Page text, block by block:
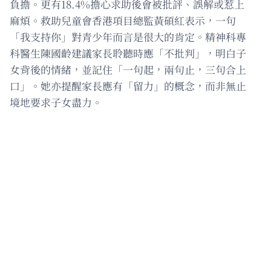
負擔。更有18.4%擔心求助後會被批評、誤解或惹上
麻煩。救助兒童會香港項目總監黃碩紅表示，一句
「我支持你」對青少年而言是很大的肯定。精神科專
科醫生陳國齡建議家長聆聽時應「不批判」，明白子
女背後的情緒，並記住「一句起，兩句止，三句合上
口」。她亦提醒家長應有「留力」的概念，而非無止
境地要求子女盡力。